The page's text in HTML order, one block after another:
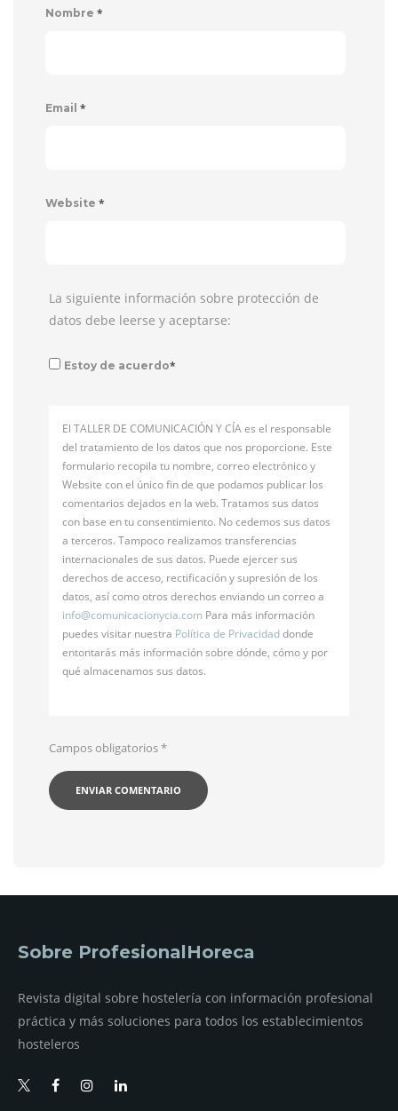
Nombre *
Email *
Website *
La siguiente información sobre protección de
datos debe leerse y aceptarse:
Estoy de acuerdo*
El TALLER DE COMUNICACIÓN Y CÍA es el responsable
del tratamiento de los datos que nos proporcione. Este
formulario recopila tu nombre, correo electrónico y
Website con el único fin de que podamos publicar los
comentarios dejados en la web. Tratamos sus datos
con base en tu consentimiento. No cedemos sus datos
a terceros. Tampoco realizamos transferencias
internacionales de sus datos. Puede ejercer sus
derechos de acceso, rectificación y supresión de los
datos, así como otros derechos enviando un correo a
info@comunicacionycia.com Para más información
puedes visitar nuestra Política de Privacidaddonde
entontarás más información sobre dónde, cómo y por
qué almacenamos sus datos.
Campos obligatorios*
Sobre ProfesionalHoreca
Revista digital sobre hostelería con información profesional
práctica y más soluciones para todos los establecimientos
hosteleros